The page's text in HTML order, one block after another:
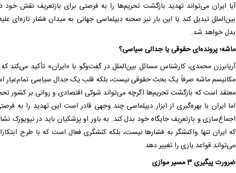
آیا ایران می‌تواند تهدید بازگشت تحریم‌ها را به فرصتی برای بازتعریف نقش خود
بین‌الملل تبدیل کند یا این ‌بار نیز صحنه دیپلماسی جهانی به میدان فشار تازه‌ای
بدل خواهد شد.
ماشه؛ پرونده‌ای حقوقی یا جدالی سیاسی؟
آریابرزن محمدی، کارشناس مسائل بین‌الملل در گفت‌وگو با «ایران» تأکید می‌کند که
مکانیسم ماشه صرفاً یک بحث حقوقی نیست، بلکه قلب یک جدال سیاسی تمام‌عیار
معتقد است که بازگشت تحریم‌ها اگرچه می‌تواند شوکی اقتصادی و روانی بر کشور
اما ایران با بهره‌گیری از ابزار دیپلماسی چند وجهی قادر است این تهدید را به
اجماع‌سازی و بازتعریف جایگاه خود بدل کند. به باور او پزشکیان باید در نیویورک
که ایران تنها واکنشگر به فشارها نیست، بلکه کنشگری فعال است که با طرح
می‌تواند قواعد بازی را تغییر دهد.
ضرورت پیگیری 3 مسیر موازی